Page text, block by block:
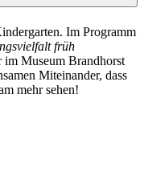
Im Programm
früh
im Museum Brandhorst
Miteinander, dass
mehr sehen!